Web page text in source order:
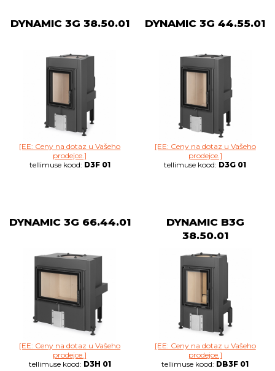
DYNAMIC 3G 38.50.01
[EE: Ceny na dotaz u Vašeho
prodejce.]
tellimuse kood: D3F 01
DYNAMIC 3G 44.55.01
[EE: Ceny na dotaz u Vašeho
prodejce.]
tellimuse kood: D3G 01
DYNAMIC 3G 66.44.01
[EE: Ceny na dotaz u Vašeho
prodejce.]
tellimuse kood: D3H 01
DYNAMIC B3G
38.50.01
[EE: Ceny na dotaz u Vašeho
prodejce.]
tellimuse kood: DB3F 01